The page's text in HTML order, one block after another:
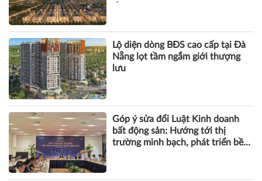
Lộ diện dòng BĐS cao cấp tại Đà
Nẵng lọt tầm ngắm giới thượng
lưu
Góp ý sửa đổi Luật Kinh doanh
bất động sản: Hướng tới thị
trường minh bạch, phát triển bền